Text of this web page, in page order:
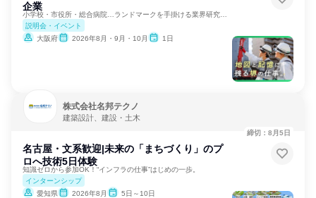
企業
説明会・イベント
大阪府
2026年8月・9月・10月 1日
株式会社名邦テクノ
建築設計、建設・土木
名古屋・文系歓迎|未来の「まちづくり」のプ
ロへ技術5日体験
知識ゼロから参加OK！“インフラの仕事”はじめの一歩。
インターンシップ
愛知県
2026年8月 5日～10日
締切：8月5日